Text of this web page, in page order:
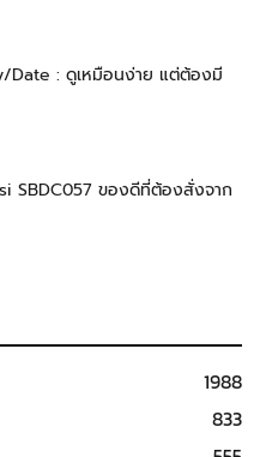
Date : ดูเหมือนง่าย แต่ต้องมี
SBDC057 ของดีที่ต้องสั่งจาก
1988
833